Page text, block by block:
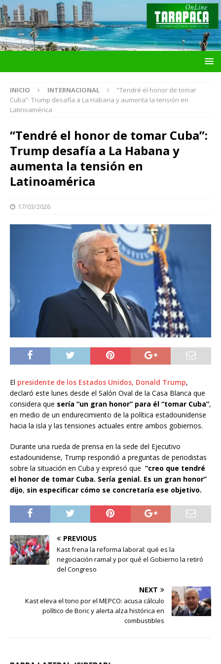
INICIO INTERNACIONAL
“Tendré el honor de tomar
Cuba”: Trump desafía a La Habana y aumenta la tensión en
Latinoamérica
“Tendré el honor de tomar Cuba”:
Trump desafía a La Habana y
aumenta la tensión en
Latinoamérica
17/03/2026
El presidente de los Estados Unidos, Donald Trump,
declaró este lunes desde el Salón Oval de la Casa Blanca que
considera que sería “un gran honor” para él “tomar Cuba”,
en medio de un endurecimiento de la política estadounidense
hacia la isla y las tensiones actuales entre ambos gobiernos.
Durante una rueda de prensa en la sede del Ejecutivo
estadounidense, Trump respondió a preguntas de periodistas
sobre la situación en Cuba y expresó que “creo que tendré
el honor de tomar Cuba. Sería genial. Es un gran honor”
dijo, sin especificar cómo se concretaría ese objetivo.
PREVIOUS
Kast frena la reforma laboral: qué es la
negociación ramal y por qué el Gobierno la retiró
del Congreso
NEXT
Kast eleva el tono por el MEPCO: acusa cálculo
político de Boric y alerta alza histórica en
combustibles